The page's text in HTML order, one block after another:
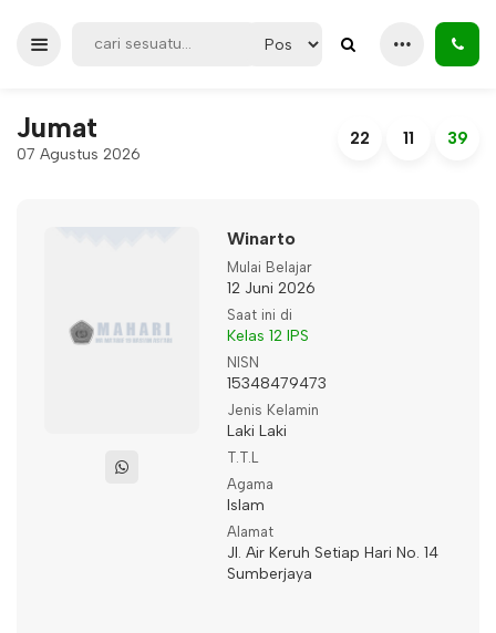
Jumat
07 Agustus 2026
22 11 39
Winarto
Mulai Belajar
12 Juni 2026
Saat ini di
Kelas 12 IPS
NISN
15348479473
Jenis Kelamin
Laki Laki
T.T.L
Agama
Islam
Alamat
Jl. Air Keruh Setiap Hari No. 14
Sumberjaya